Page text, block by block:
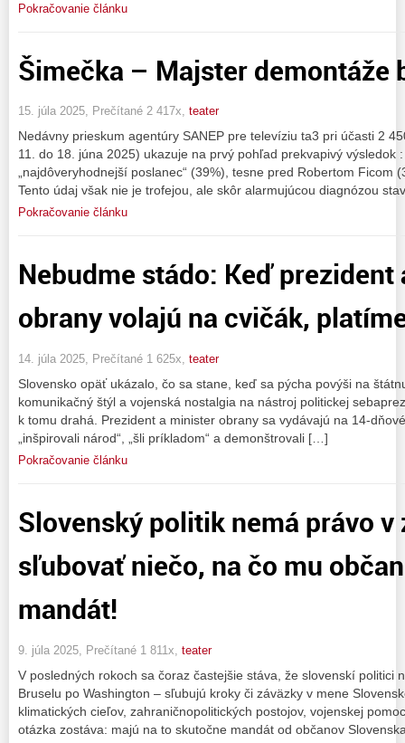
Pokračovanie článku
Šimečka – Majster demontáže
15. júla 2025, Prečítané 2 417x, teater
Nedávny prieskum agentúry SANEP pre televíziu ta3 pri účasti 2
11. do 18. júna 2025) ukazuje na prvý pohľad prekvapivý výsledok
„najdôveryhodnejší poslanec“ (39%), tesne pred Robertom Ficom
Tento údaj však nie je trofejou, ale skôr alarmujúcou diagnózou
Pokračovanie článku
Nebudme stádo: Keď
obrany volajú na cvičák,
14. júla 2025, Prečítané 1 625x, teater
Slovensko opäť ukázalo, čo sa stane, keď sa pýcha povýši na
komunikačný štýl a vojenská nostalgia na nástroj politickej
k tomu drahá. Prezident a minister obrany sa vydávajú na 14-
„inšpirovali národ“, „šli príkladom“ a demonštrovali […]
Pokračovanie článku
Slovenský politik nemá právo v
sľubovať niečo, na čo mu
mandát!
9. júla 2025, Prečítané 1 811x, teater
V posledných rokoch sa čoraz častejšie stáva, že slovenskí politici
Bruselu po Washington – sľubujú kroky či záväzky v mene
klimatických cieľov, zahraničnopolitických postojov, vojenskej
otázka zostáva: majú na to skutočne mandát od občanov